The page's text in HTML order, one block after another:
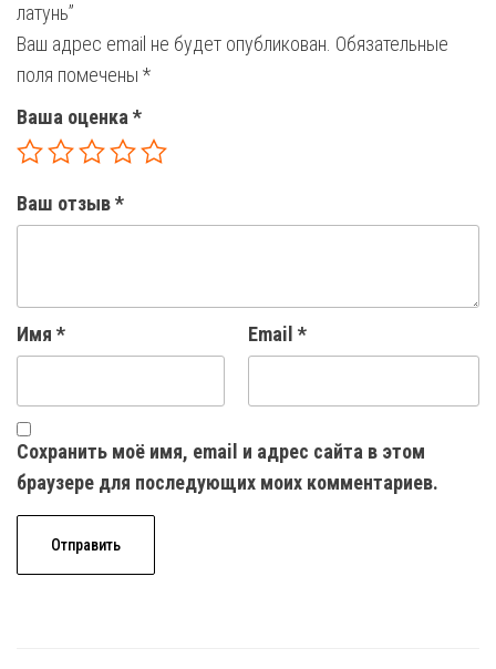
латунь”
Ваш адрес email не будет опубликован. Обязательные
поля помечены *
Ваша оценка*
Ваш отзыв*
Имя * Email *
Сохранить моё имя, email и адрес сайта в этом
браузере для последующих моих комментариев.